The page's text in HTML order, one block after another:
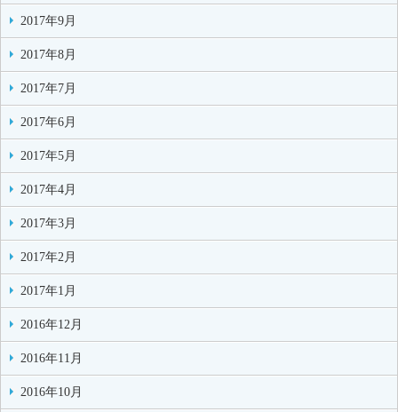
2017年9月
2017年8月
2017年7月
2017年6月
2017年5月
2017年4月
2017年3月
2017年2月
2017年1月
2016年12月
2016年11月
2016年10月